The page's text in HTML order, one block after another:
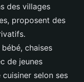
des villages
proposent des
chaises
de jeunes
selon ses